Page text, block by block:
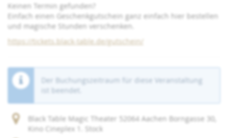
Keinen Termin gefunden?
Einfach einen Geschenkgutschein ganz einfach hier bestellen
und magische Stunden verschenken.
https://tickets.black-table.de/gutschein/
Der Buchungszeitraum für diese Veranstaltung
ist beendet.
Black Table Magic Theater 52064 Aachen Borngasse 30,
Kino Cineplex 1. Stock